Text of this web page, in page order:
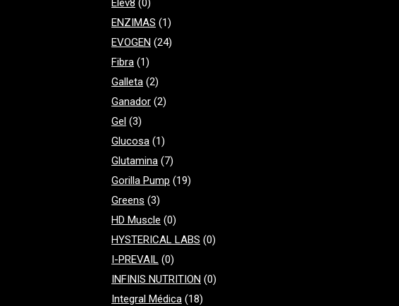
Elev8 (0)
ENZIMAS (1)
EVOGEN (24)
Fibra (1)
Galleta (2)
Ganador (2)
Gel (3)
Glucosa (1)
Glutamina (7)
Gorilla Pump (19)
Greens (3)
HD Muscle (0)
HYSTERICAL LABS (0)
I-PREVAIL (0)
INFINIS NUTRITION (0)
Integral Médica (18)